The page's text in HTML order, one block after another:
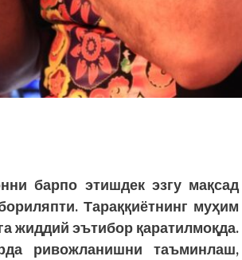
барпо этишдек эзгу мақсад
Тараққиётнинг муҳим
жиддий эътибор қаратилмоқда.
ривожланишни таъминлаш,